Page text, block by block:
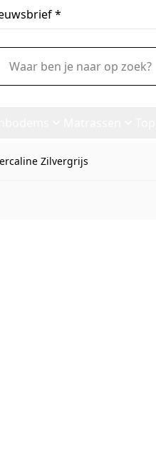
*
ben je naar op zoek?
Zilvergrijs